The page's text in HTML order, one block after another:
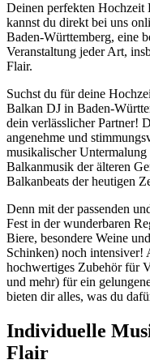
Deinen perfekten
kannst du direkt bei uns
Baden-Württemberg, eine
Veranstaltung jeder Art,
Flair.
Suchst du für deine
Balkan DJ in Baden-
dein verlässlicher Partner!
angenehme und
musikalischer
Balkanmusik der älteren
Balkanbeats der heutigen
Denn mit der passenden
Fest in der wunderbaren
Biere, besondere Weine
Schinken) noch intensiver!
hochwertiges Zubehör für
und mehr) für ein
bieten dir alles, was du
Individuelle
Flair